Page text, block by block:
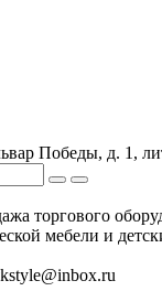
Победы, д. 1,
торгового
мебели и